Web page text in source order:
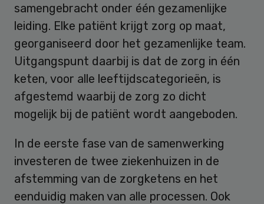
samengebracht onder één gezamenlijke
leiding. Elke patiënt krijgt zorg op maat,
georganiseerd door het gezamenlijke team.
Uitgangspunt daarbij is dat de zorg in één
keten, voor alle leeftijdscategorieën, is
afgestemd waarbij de zorg zo dicht
mogelijk bij de patiënt wordt aangeboden.
In de eerste fase van de samenwerking
investeren de twee ziekenhuizen in de
afstemming van de zorgketens en het
eenduidig maken van alle processen. Ook